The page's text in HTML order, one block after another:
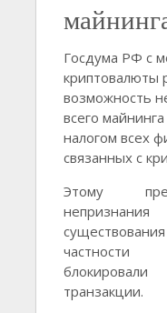
Госдума РФ с
криптовалюты
возможность
всего
налогом всех
связанных с
Этому
частности
транзакции.